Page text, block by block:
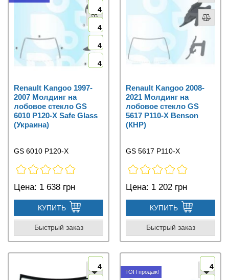
4
4
4
4
Renault Kangoo 1997-
2007 Молдинг на
лобовое стекло GS
6010 P120-X Safe Glass
(Украина)
GS 6010 P120-X
Цена: 1 638 грн
КУПИТЬ
Быстрый заказ
Renault Kangoo 2008-
2021 Молдинг на
лобовое стекло GS
5617 P110-X Benson
(КНР)
GS 5617 P110-X
Цена: 1 202 грн
КУПИТЬ
Быстрый заказ
4
ТОП продаж!
4